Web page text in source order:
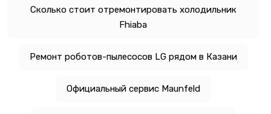
Сколько стоит отремонтировать холодильник
Fhiaba
Ремонт роботов-пылесосов LG рядом в Казани
Официальный сервис Maunfeld